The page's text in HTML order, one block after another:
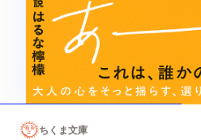
ちくま文庫